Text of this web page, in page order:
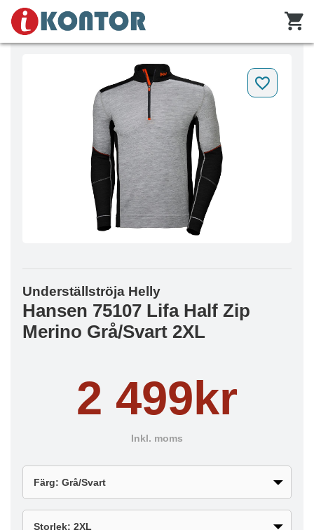
Underställströja Helly
Hansen 75107 Lifa Half Zip
Merino Grå/Svart 2XL
2 499kr
Inkl. moms